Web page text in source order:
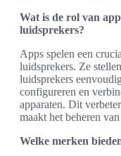
Wat is de rol van
luidsprekers?
Apps spelen een
luidsprekers. Ze
luidsprekers
configureren en
apparaten. Dit
maakt het beheren
Welke merken